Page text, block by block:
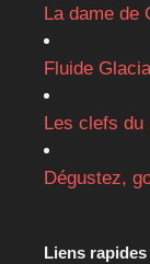
La dame de
Fluide
Les clefs
Dégustez,
Liens rapides